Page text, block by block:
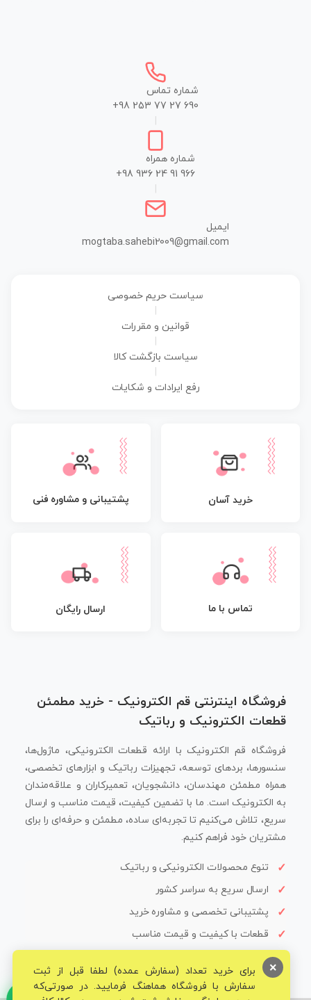
شماره تماس
+98 253 77 27 690
شماره همراه
+98 936 24 91 966
ایمیل
mogtaba.sahebi2009@gmail.com
سیاست حریم خصوصی
قوانین و مقررات
سیاست بازگشت کالا
رفع ایرادات و شکایات
خرید آسان پشتیبانی و مشاوره فنی
تماس با ما ارسال رایگان
فروشگاه اینترنتی قم الکترونیک - خرید مطمئن
قطعات الکترونیک و رباتیک
فروشگاه قم الکترونیک با ارائه قطعات الکترونیکی، ماژول‌ها،
سنسورها، بردهای توسعه، تجهیزات رباتیک و ابزارهای تخصصی،
همراه مطمئن مهندسان، دانشجویان، تعمیرکاران و علاقه‌مندان
به الکترونیک است. ما با تضمین کیفیت، قیمت مناسب و ارسال
سریع، تلاش می‌کنیم تا تجربه‌ای ساده، مطمئن و حرفه‌ای را برای
مشتریان خود فراهم کنیم.
تنوع محصولات الکترونیکی و رباتیک
ارسال سریع به سراسر کشور
پشتیبانی تخصصی و مشاوره خرید
قطعات با کیفیت و قیمت مناسب
برای خرید تعداد (سفارش عمده) لطفا قبل از ثبت
سفارش با فروشگاه هماهنگ فرمایید. در صورتی‌که
×